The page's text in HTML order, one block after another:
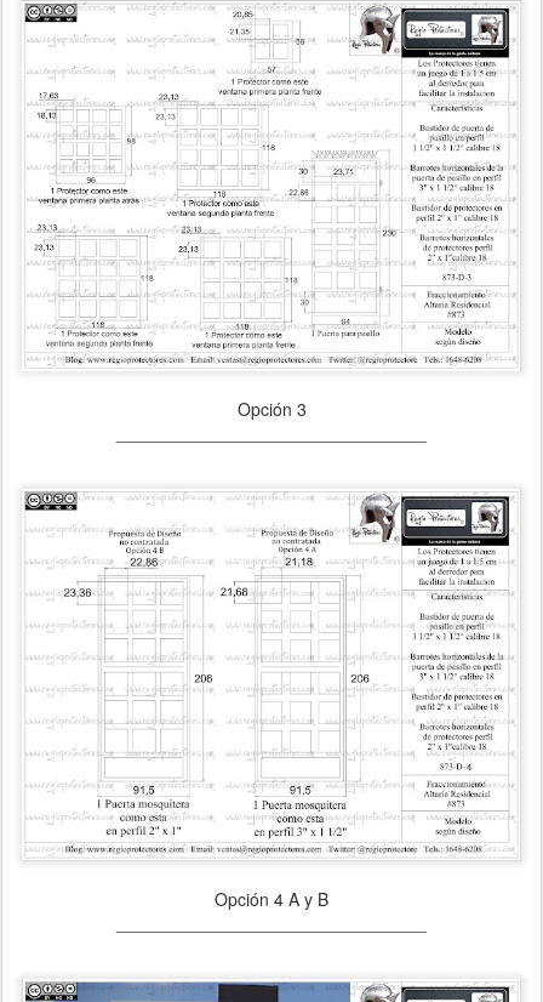
Opción 3
Opción 4 A y B